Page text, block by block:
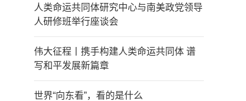
人类命运共同体研究中心与南美政党领导
人研修班举行座谈会
伟大征程丨携手构建人类命运共同体 谱
写和平发展新篇章
世界“向东看”，看的是什么